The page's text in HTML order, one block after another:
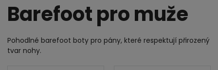
Barefoot pro muže
Pohodlné barefoot boty pro pány, které respektují přirozený
tvar nohy.